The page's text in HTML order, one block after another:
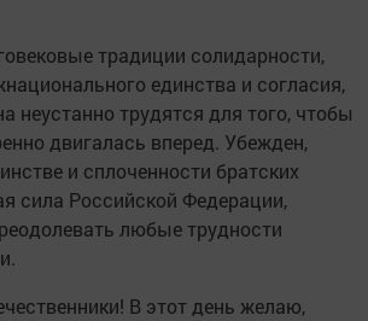
традиции солидарности,
единства и согласия,
неустанно трудятся для того, чтобы
двигалась вперед. Убежден,
и сплоченности братских
сила Российской Федерации,
любые трудности
В этот день желаю,